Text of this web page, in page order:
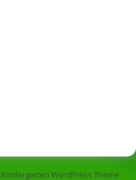
Kindergarten WordPress Theme